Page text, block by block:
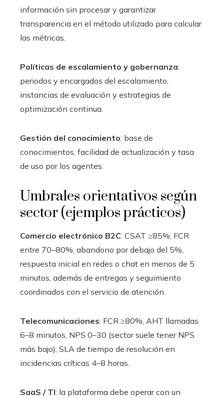
información sin procesar y garantizar
transparencia en el método utilizado para calcular
las métricas.
Políticas de escalamiento y gobernanza:
periodos y encargados del escalamiento,
instancias de evaluación y estrategias de
optimización continua.
Gestión del conocimiento: base de
conocimientos, facilidad de actualización y tasa
de uso por los agentes.
Umbrales orientativos según
sector (ejemplos prácticos)
Comercio electrónico B2C: CSAT ≥85%, FCR
entre 70–80%, abandono por debajo del 5%,
respuesta inicial en redes o chat en menos de 5
minutos, además de entregas y seguimiento
coordinados con el servicio de atención.
Telecomunicaciones: FCR ≥80%, AHT llamadas
6–8 minutos, NPS 0–30 (sector suele tener NPS
más bajo), SLA de tiempo de resolución en
incidencias críticas 4–8 horas.
SaaS / TI: la plataforma debe operar con un